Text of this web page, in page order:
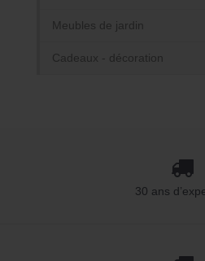
Meubles de jardin
Cadeaux - décoration
30 ans